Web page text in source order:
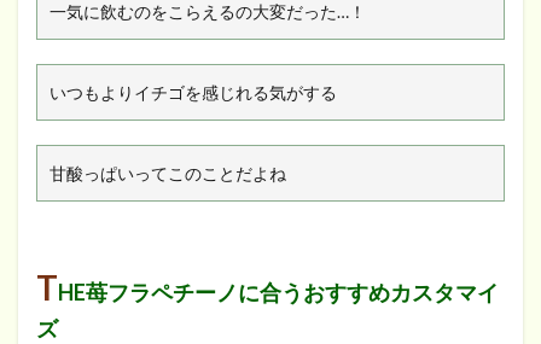
一気に飲むのをこらえるの大変だった…！
いつもよりイチゴを感じれる気がする
甘酸っぱいってこのことだよね
THE苺フラペチーノに合うおすすめカスタマイ
ズ